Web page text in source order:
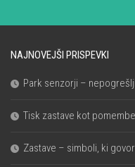
NAJNOVEJŠI PRISPEVKI
Park senzorji –
Tisk zastave kot
Zastave – simboli, ki